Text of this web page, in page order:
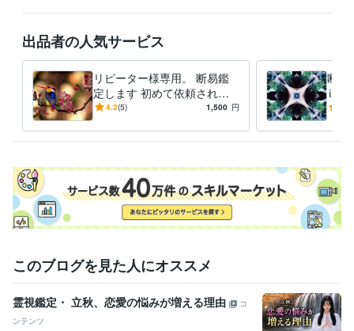
出品者の人気サービス
リピーター様専用。 断易鑑
定します 初めて依頼される
方は通常チャネルからお願い
4.2(5) 1,500 円
断易
ⅲ恋
今
このブログを見た人にオススメ
霊視鑑定・ 立秋、恋愛の悩みが増える理由
コ
ンテンツ